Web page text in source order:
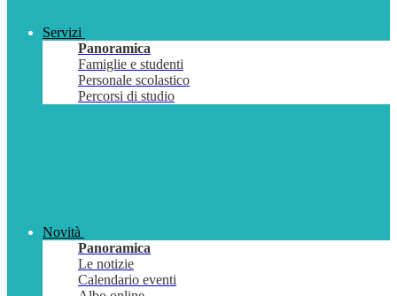
Servizi
Panoramica
Famiglie e studenti
Personale scolastico
Percorsi di studio
Novità
Panoramica
Le notizie
Calendario eventi